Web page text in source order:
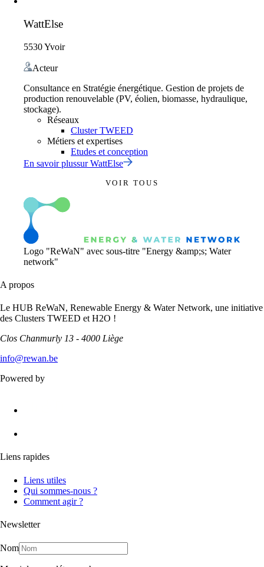
WattElse
5530 Yvoir
Acteur
Consultance en Stratégie énergétique. Gestion de projets de
production renouvelable (PV, éolien, biomasse, hydraulique,
stockage).
Réseaux
Cluster TWEED
Métiers et expertises
Etudes et conception
En savoir plussurWattElse
VOIR TOUS
Logo "ReWaN" avec sous-titre "Energy &amp;s; Water
network"
A propos
Le HUB ReWaN, Renewable Energy & Water Network, une initiative
des Clusters TWEED et H2O !
Clos Chanmurly 13 - 4000 Liège
info@rewan.be
Powered by
Liens rapides
Liens utiles
Qui sommes-nous ?
Comment agir ?
Newsletter
Nom